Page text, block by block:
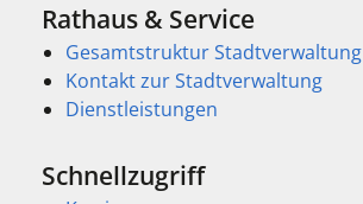
Rathaus & Service
Gesamtstruktur Stadtverwaltung
Kontakt zur Stadtverwaltung
Dienstleistungen
Schnellzugriff